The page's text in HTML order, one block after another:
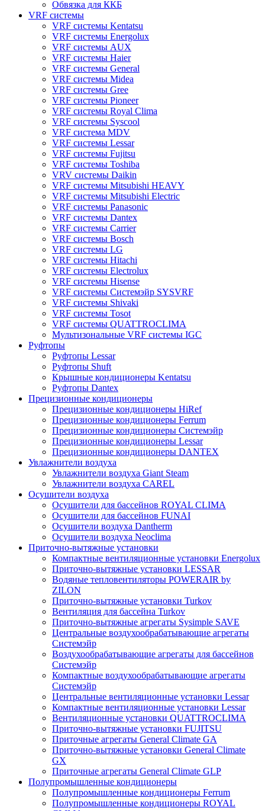
Обвязка для ККБ
VRF системы
VRF системы Kentatsu
VRF системы Energolux
VRF системы AUX
VRF системы Haier
VRF системы General
VRF системы Midea
VRF системы Gree
VRF системы Pioneer
VRF системы Royal Clima
VRF системы Syscool
VRF система MDV
VRF системы Lessar
VRF системы Fujitsu
VRF системы Toshiba
VRV системы Daikin
VRF системы Mitsubishi HEAVY
VRF системы Mitsubishi Electric
VRF системы Panasonic
VRF системы Dantex
VRF системы Carrier
VRF системы Bosch
VRF системы LG
VRF системы Hitachi
VRF системы Electrolux
VRF системы Hisense
VRF системы Системэйр SYSVRF
VRF системы Shivaki
VRF системы Tosot
VRF системы QUATTROCLIMA
Мультизональные VRF системы IGC
Руфтопы
Руфтопы Lessar
Руфтопы Shuft
Крышные кондиционеры Kentatsu
Руфтопы Dantex
Прецизионные кондиционеры
Прецизионные кондиционеры HiRef
Прецизионные кондиционеры Ferrum
Прецизионные кондиционеры Системэйр
Прецизионные кондиционеры Lessar
Прецизионные кондиционеры DANTEX
Увлажнители воздуха
Увлажнители воздуха Giant Steam
Увлажнители воздуха CAREL
Осушители воздуха
Осушители для бассейнов ROYAL CLIMA
Осушители для бассейнов FUNAI
Осушители воздуха Dantherm
Осушители воздуха Neoclima
Приточно-вытяжные установки
Компактные вентиляционные установки Energolux
Приточно-вытяжные установки LESSAR
Водяные тепловентиляторы POWERAIR by
ZILON
Приточно-вытяжные установки Turkov
Вентиляция для бассейна Turkov
Приточно-вытяжные агрегаты Sysimple SAVE
Центральные воздухообрабатывающие агрегаты
Системэйр
Воздухообрабатывающие агрегаты для бассейнов
Системэйр
Компактные воздухообрабатывающие агрегаты
Системэйр
Центральные вентиляционные установки Lessar
Компактные вентиляционные установки Lessar
Вентиляционные установки QUATTROCLIMA
Приточно-вытяжные установки FUJITSU
Приточные агрегаты General Climate GA
Приточно-вытяжные установки General Climate
GX
Приточные агрегаты General Climate GLP
Полупромышленные кондиционеры
Полупромышленные кондиционеры Ferrum
Полупромышленные кондиционеры ROYAL